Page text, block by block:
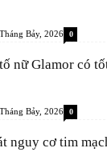
Bảy, 2026 0
nữ Glamor có
Bảy, 2026 0
nguy cơ tim